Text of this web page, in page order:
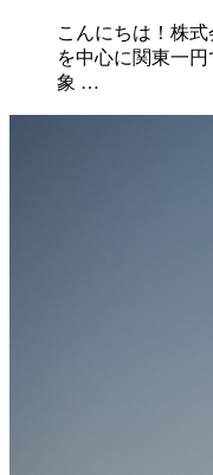
こんにちは！株
を中心に関東一
象 …